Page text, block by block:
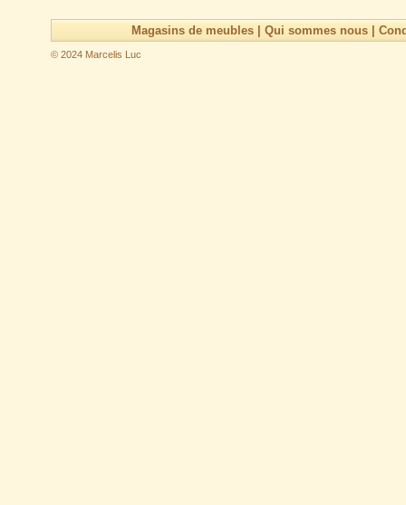
Magasins de meubles| Qui sommes nous|
© 2024 Marcelis Luc